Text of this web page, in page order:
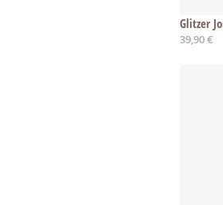
Glitzer
39,90 €